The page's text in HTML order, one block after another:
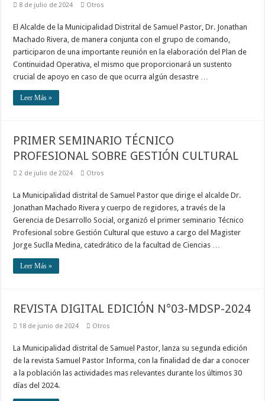
8 de julio de 2024 Otros
El Alcalde de la Municipalidad Distrital de Samuel Pastor, Dr. Jonathan
Machado Rivera, de manera conjunta con el grupo de comando,
participaron de una importante reunión en la elaboración del Plan de
Continuidad Operativa, el mismo que proporcionará un sustento
crucial de apoyo en caso de que ocurra algún desastre …
Leer Más »
PRIMER SEMINARIO TÉCNICO
PROFESIONAL SOBRE GESTIÓN CULTURAL
2 de julio de 2024 Otros
La Municipalidad distrital de Samuel Pastor que dirige el alcalde Dr.
Jonathan Machado Rivera y cuerpo de regidores, a través de la
Gerencia de Desarrollo Social, organizó el primer seminario Técnico
Profesional sobre Gestión Cultural que estuvo a cargo del Magister
Jorge Suclla Medina, catedrático de la facultad de Ciencias …
Leer Más »
REVISTA DIGITAL EDICIÓN N°03-MDSP-2024
18 de junio de 2024 Otros
La Municipalidad distrital de Samuel Pastor, lanza su segunda edición
de la revista Samuel Pastor Informa, con la finalidad de dar a conocer
a la población las actividades mas relevantes durante los últimos 30
días del 2024.